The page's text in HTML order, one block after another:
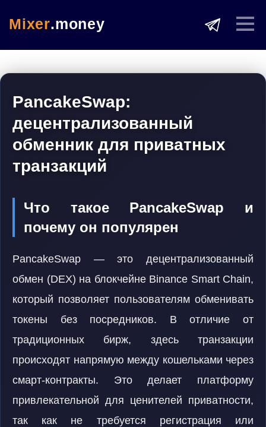
Mixer.money
PancakeSwap:
децентрализованный
обменник для приватных
транзакций
Что такое PancakeSwap и
почему он популярен
PancakeSwap — это децентрализованный
обмен (DEX) на блокчейне Binance Smart Chain,
который позволяет пользователям обменивать
токены без посредников. В отличие от
традиционных бирж, здесь транзакции
происходят напрямую между кошельками через
смарт-контракты. Это делает платформу
привлекательной для ценителей приватности,
так как не требуется регистрация или